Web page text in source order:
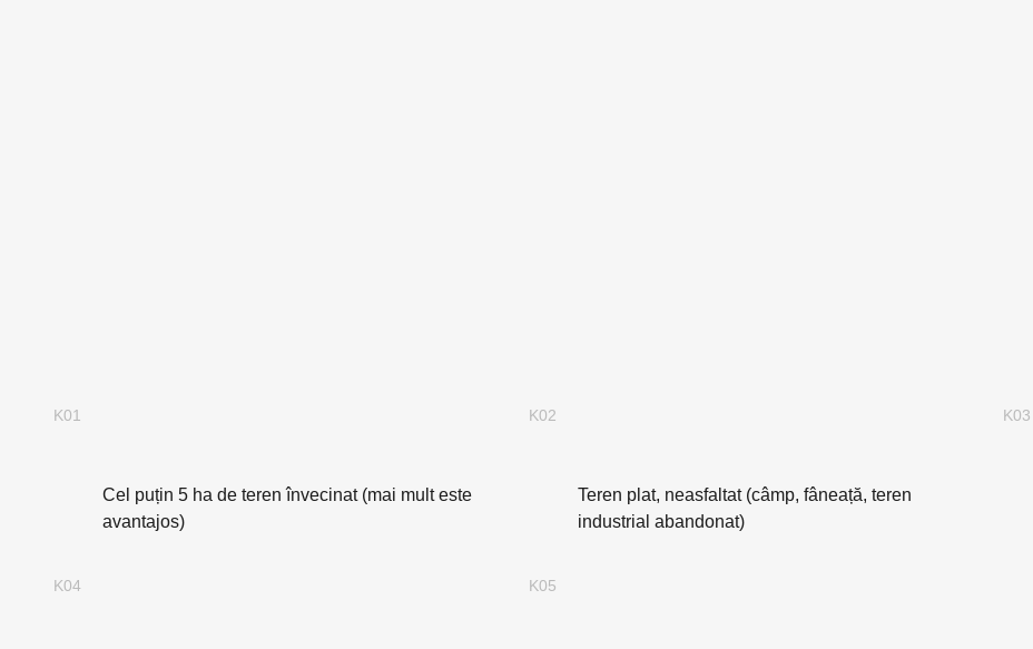
K01
Cel puțin 5 ha de teren învecinat (mai mult este
avantajos)
K02
Teren plat, neasfaltat (câmp, fâneață, teren
industrial abandonat)
K03
K04 K05